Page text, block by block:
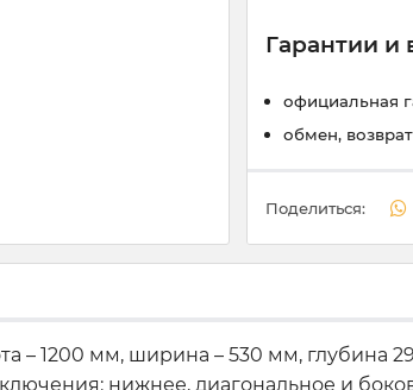
Гарантии и
официальная
обмен,
Поделиться:
– 1200 мм, ширина – 530 мм, глубина
нижнее, диагональное и